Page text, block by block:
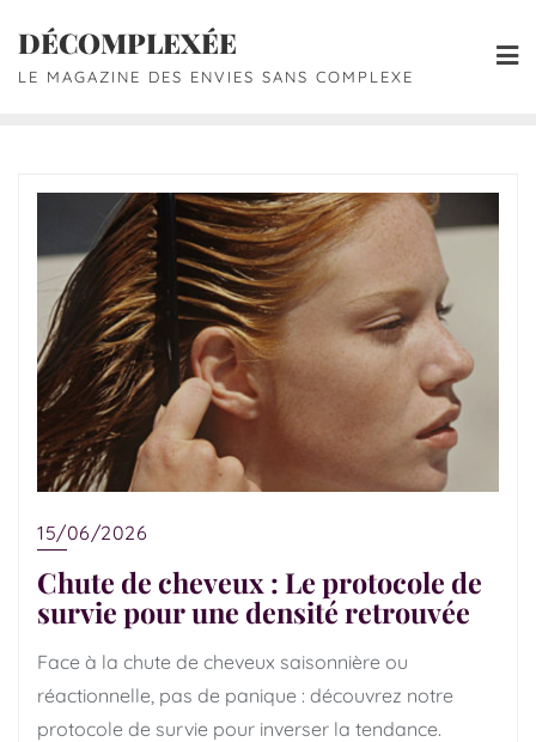
DÉCOMPLEXÉE
LE MAGAZINE DES ENVIES SANS COMPLEXE
15/06/2026
Chute de cheveux : Le protocole de
survie pour une densité retrouvée
Face à la chute de cheveux saisonnière ou
réactionnelle, pas de panique : découvrez notre
protocole de survie pour inverser la tendance.